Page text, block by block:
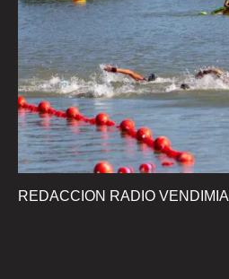
REDACCION RADIO VENDIMIA